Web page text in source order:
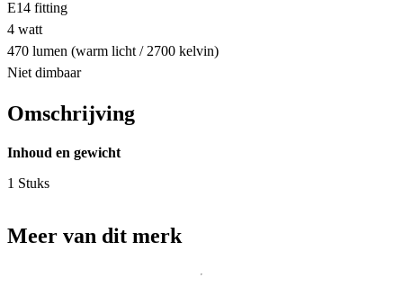
E14 fitting
4 watt
470 lumen (warm licht / 2700 kelvin)
Niet dimbaar
Omschrijving
Inhoud en gewicht
1 Stuks
Meer van dit merk